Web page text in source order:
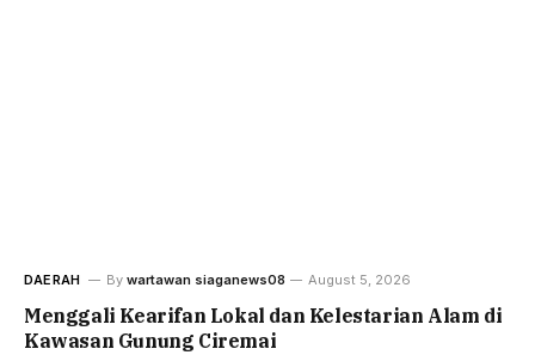
DAERAH By wartawan siaganews08 August 5, 2026
Menggali Kearifan Lokal dan Kelestarian Alam di
Kawasan Gunung Ciremai